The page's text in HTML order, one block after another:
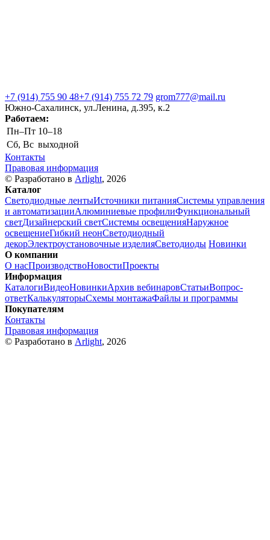
+7 (914) 755 90 48+7 (914) 755 72 79 grom777@mail.ru
Южно-Сахалинск, ул.Ленина, д.395, к.2
Работаем:
Пн–Пт 10–18
Сб, Вс выходной
Контакты
Правовая информация
© Разработано в Arlight, 2026
Каталог
Светодиодные лентыИсточники питанияСистемы управления
и автоматизацииАлюминиевые профилиФункциональный
светДизайнерский светСистемы освещенияНаружное
освещениеГибкий неонСветодиодный
декорЭлектроустановочные изделияСветодиоды Новинки
О компании
О насПроизводствоНовостиПроекты
Информация
КаталогиВидеоНовинкиАрхив вебинаровСтатьиВопрос-
ответКалькуляторыСхемы монтажаФайлы и программы
Покупателям
Контакты
Правовая информация
© Разработано в Arlight, 2026